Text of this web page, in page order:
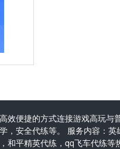
效便捷的方式连接游戏高玩与
，安全代练等。 服务内容：英
和平精英代练，qq飞车代练等